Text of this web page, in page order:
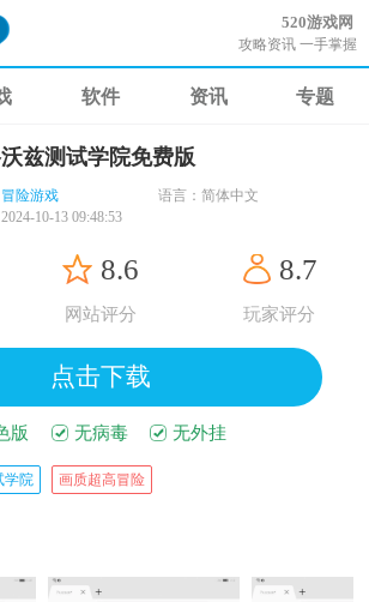
520游戏网
攻略资讯 一手掌握
软件 资讯 专题
兹测试学院免费版
冒险游戏 语言： 简体中文
2024-10-13 09:48:53
8.6
网站评分
8.7
玩家评分
点击下载
版 无病毒 无外挂
学院 画质超高冒险